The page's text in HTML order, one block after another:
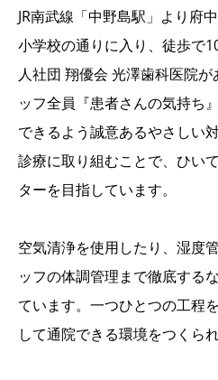
JR南武線「中野島駅」より府
小学校の通りに入り、徒歩で
人社団 翔優会 光澤歯科医院
ッフ全員『患者さんの気持ち
できるよう誠意あるやさしい
診療に取り組むことで、ひい
ターを目指しています。
空気清浄を使用したり、湿度
ッフの体調管理まで徹底する
ています。一つひとつの工程
して通院できる環境をつくられ